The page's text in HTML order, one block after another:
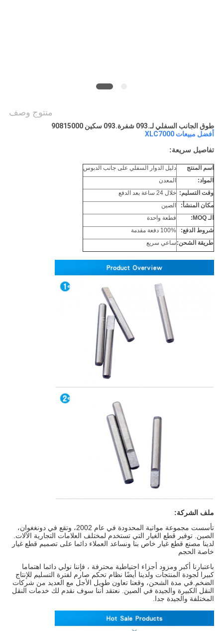
منتوج وصف
طوق الجانب السفلي لـ.093 شفرة.093 سكين 90815000
أفضل مبيعات XLC7000
تفاصيل سريعة:
اسم المنتج
دليل الدوار السفلي على جانب الدبوس
المواد:
المعدن
وقت التسليم: خلال 24 ساعة بعد الدفع
مكان المنشأ:
الصين
الـ MOQ:
قطعة واحدة
شروط الدفع:
100% دفعة مقدمة
طريقة الشحن: ساعي سريع
ملف الشركة:
تأسست مجموعة مواتية المحدودة في عام 2002، وتقع في دونغغوان،
الصين. توفير قطع الغيار التي تستخدم لمختلف العلامات التجارية الآلات.
لدينا مصنع قطع غيار خاص بنا ونساعد العملاء دائما على تصميم قطع غيار
خاصة الحجم
باعتبارنا أكبر ومزود أجزاء احتياطية محترفة ، فإننا نولي دائما اهتماما
كبيرا لجودة المنتجات ولدينا أيضًا نظام تحكم صارم لفترة التسليم للإنتاج
الضخم.في مدة الشحن، وقعنا تعاون طويل الأجل مع العديد من شركات
النقل الكبيرة والجيدة في الصين. نعتقد أننا سوف نقدم لك خدمات النقل
المختلفة والجيدة جدا.